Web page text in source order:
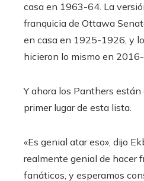
casa en 1963-64. La
franquicia de Ottawa
en casa en 1925-1926, y
hicieron lo mismo en
Y ahora los Panthers
primer lugar de esta lista.
«Es genial atar eso», dijo
realmente genial de hacer
fanáticos, y esperamos